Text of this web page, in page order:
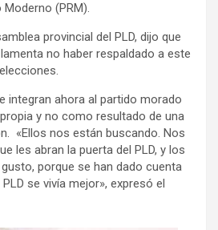
(PRM).
provincial del PLD, dijo que
no haber respaldado a este
integran ahora al partido morado
y no como resultado de una
«Ellos nos están buscando. Nos
les abran la puerta del PLD, y los
porque se han dado cuenta
se vivía mejor», expresó el